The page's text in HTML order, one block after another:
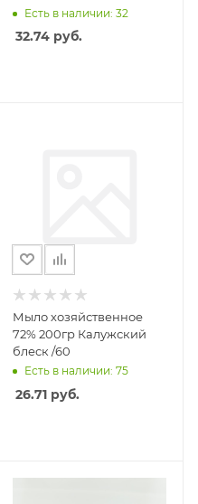
Есть в наличии: 32
32.74руб.
Мыло хозяйственное
72% 200гр Калужский
блеск /60
Есть в наличии: 75
26.71руб.